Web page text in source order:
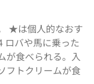
★は個人的なおす
ロバや馬に乗った
が食べられる。入
フトクリームが食